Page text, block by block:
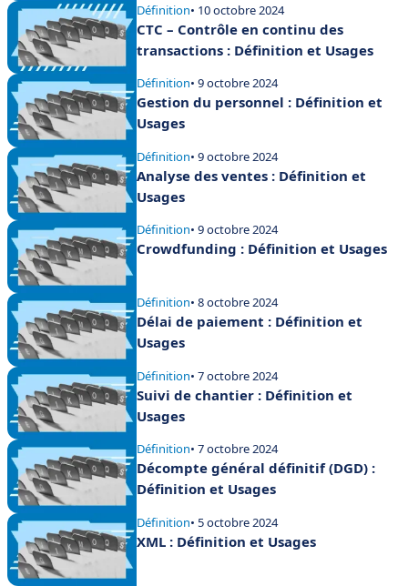
Définition• 10 octobre 2024
CTC – Contrôle en continu des
transactions : Définition et Usages
Définition• 9 octobre 2024
Gestion du personnel : Définition et
Usages
Définition• 9 octobre 2024
Analyse des ventes : Définition et
Usages
Définition• 9 octobre 2024
Crowdfunding : Définition et Usages
Définition• 8 octobre 2024
Délai de paiement : Définition et
Usages
Définition• 7 octobre 2024
Suivi de chantier : Définition et
Usages
Définition• 7 octobre 2024
Décompte général définitif (DGD) :
Définition et Usages
Définition• 5 octobre 2024
XML : Définition et Usages